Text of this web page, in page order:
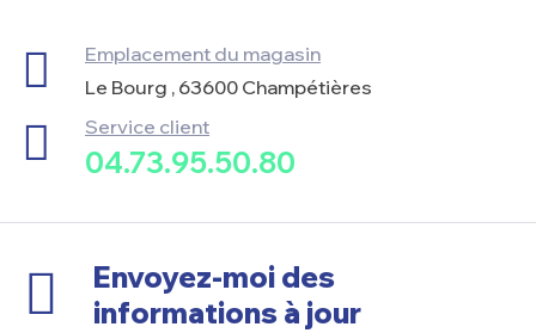
Emplacement du magasin
Le Bourg , 63600 Champétières
Service client
04.73.95.50.80
Envoyez-moi des
informations à jour